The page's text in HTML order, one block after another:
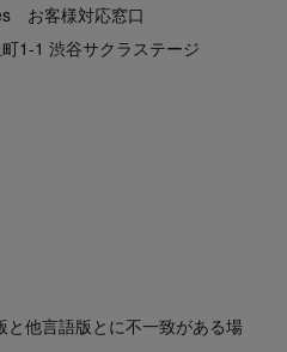
お客様対応窓口
1-1 渋谷サクラステージ
他言語版とに不一致がある場